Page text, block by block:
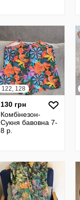
122, 128
130 грн
Комбінезон-
Сукня бавовна 7-
8 р.